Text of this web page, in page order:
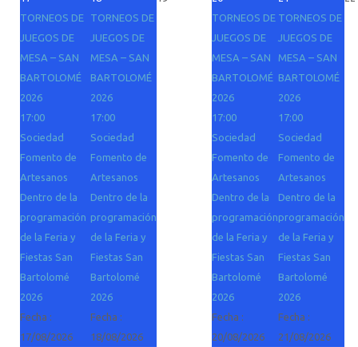
TORNEOS DE
JUEGOS DE
MESA – SAN
BARTOLOMÉ
2026
17:00
Sociedad
Fomento de
Artesanos
Dentro de la
programación
de la Feria y
Fiestas San
Bartolomé
2026
Fecha :
17/08/2026
TORNEOS DE
JUEGOS DE
MESA – SAN
BARTOLOMÉ
2026
17:00
Sociedad
Fomento de
Artesanos
Dentro de la
programación
de la Feria y
Fiestas San
Bartolomé
2026
Fecha :
18/08/2026
TORNEOS DE
JUEGOS DE
MESA – SAN
BARTOLOMÉ
2026
17:00
Sociedad
Fomento de
Artesanos
Dentro de la
programación
de la Feria y
Fiestas San
Bartolomé
2026
Fecha :
20/08/2026
TORNEOS DE
JUEGOS DE
MESA – SAN
BARTOLOMÉ
2026
17:00
Sociedad
Fomento de
Artesanos
Dentro de la
programación
de la Feria y
Fiestas San
Bartolomé
2026
Fecha :
21/08/2026